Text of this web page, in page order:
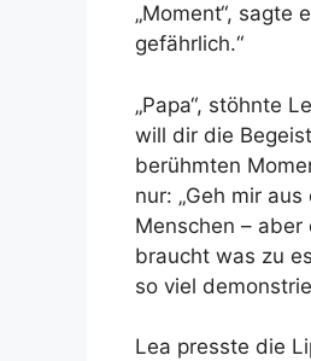
„Moment“, sagte
gefährlich.“
„Papa“, stöhnte
will dir die
berühmten
nur: „Geh mir
Menschen –
braucht was zu
so viel
Lea presste die